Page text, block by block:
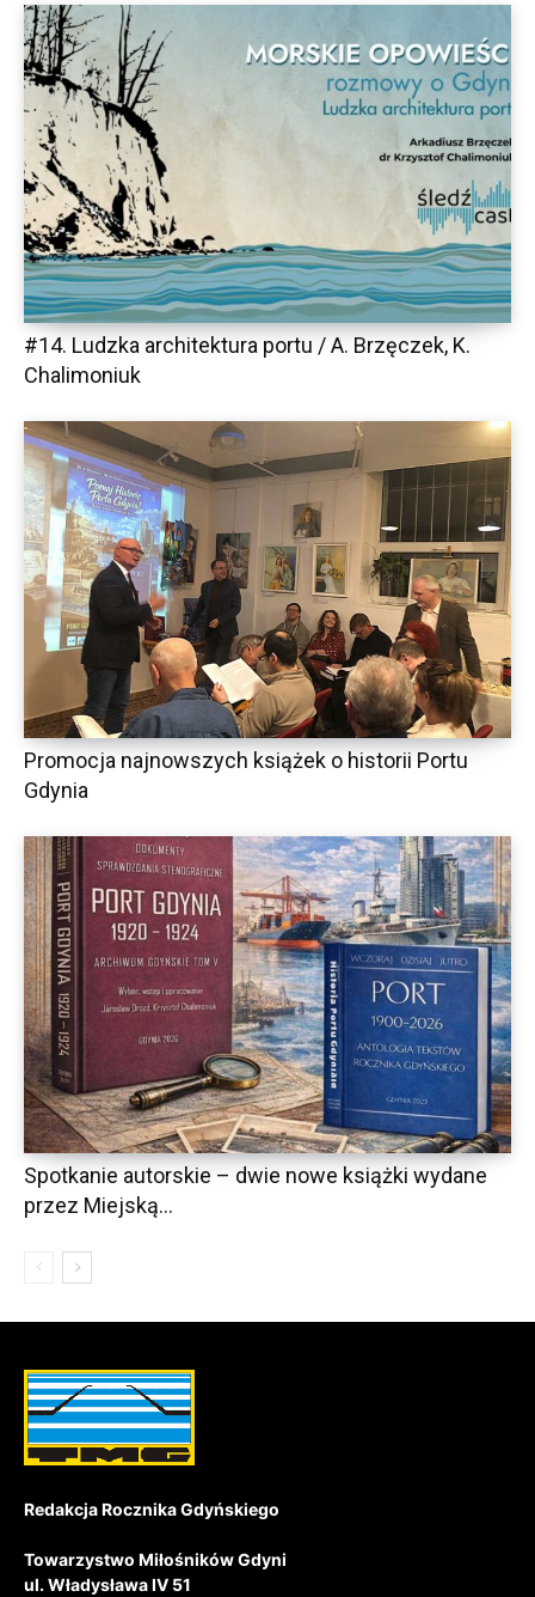
#14. Ludzka architektura portu / A. Brzęczek, K.
Chalimoniuk
Promocja najnowszych książek o historii Portu
Gdynia
Spotkanie autorskie – dwie nowe książki wydane
przez Miejską...
Redakcja Rocznika Gdyńskiego
Towarzystwo Miłośników Gdyni
ul. Władysława IV 51